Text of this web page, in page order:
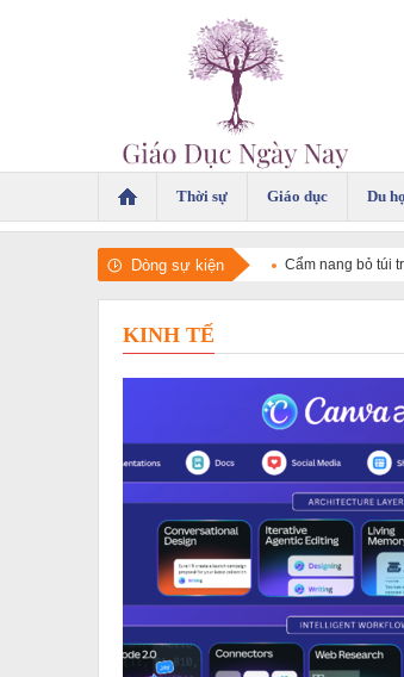
Thời sự Giáo dục Du
Dòng sự kiện Cẩm nang bỏ túi
KINH TẾ